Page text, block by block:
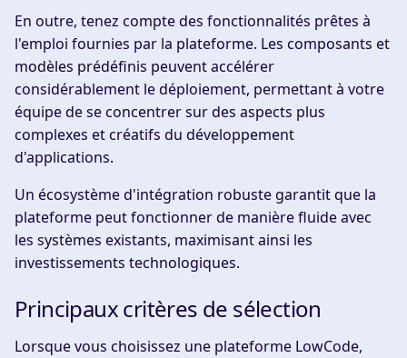
En outre, tenez compte des fonctionnalités prêtes à
l'emploi fournies par la plateforme. Les composants et
modèles prédéfinis peuvent accélérer
considérablement le déploiement, permettant à votre
équipe de se concentrer sur des aspects plus
complexes et créatifs du développement
d'applications.
Un écosystème d'intégration robuste garantit que la
plateforme peut fonctionner de manière fluide avec
les systèmes existants, maximisant ainsi les
investissements technologiques.
Principaux critères de sélection
Lorsque vous choisissez une plateforme LowCode,